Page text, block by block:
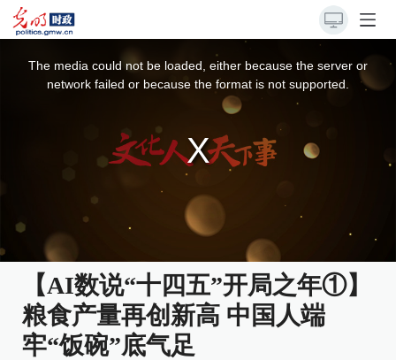
The media could not be loaded, either because the server or
network failed or because the format is not supported.
【AI数说“十四五”开局之年①】
粮食产量再创新高 中国人端
牢“饭碗”底气足